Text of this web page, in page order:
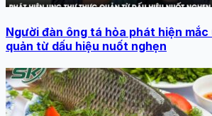
Người đàn ông tá hỏa phát hiện
quản từ dấu hiệu nuốt nghẹn